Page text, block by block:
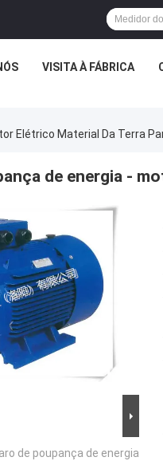
VISITA À FÁBRICA
Elétrico Material Da Terra
de energia -
de poupança de energia